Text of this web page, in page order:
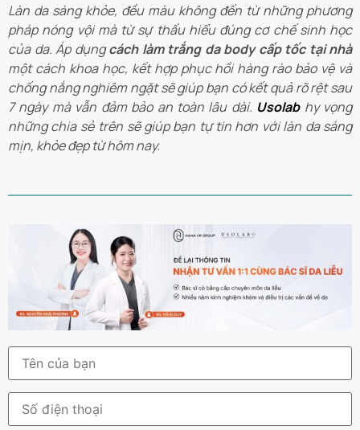
Làn da sáng khỏe, đều màu không đến từ những phương
pháp nóng vội mà từ sự thấu hiểu đúng cơ chế sinh học
của da. Áp dụngcách làm trắng da body cấp tốc tại nhà
một cách khoa học, kết hợp phục hồi hàng rào bảo vệ và
chống nắng nghiêm ngặt sẽ giúp bạn có kết quả rõ rệt sau
7 ngày mà vẫn đảm bảo an toàn lâu dài. Usolabhy vọng
những chia sẻ trên sẽ giúp bạn tự tin hơn với làn da sáng
mịn, khỏe đẹp từ hôm nay.